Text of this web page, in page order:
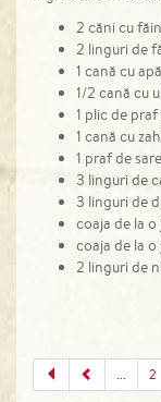
2 căni cu
2 linguri de
1 cană cu
1/2 cană cu
1 plic de
1 cană cu
1 praf de sare
3 linguri de
3 linguri de
coaja de la
coaja de la
2 linguri de
... 2